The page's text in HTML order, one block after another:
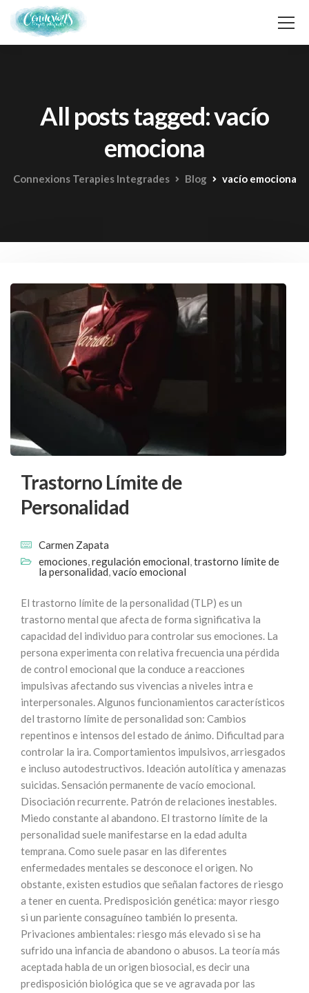
All posts tagged: vacío
emociona
Connexions Terapies Integrades Blog vacío emociona
Trastorno Límite de
Personalidad
Carmen Zapata
emociones,regulación emocional,trastorno límite de
la personalidad,vacío emocional
El trastorno límite de la personalidad (TLP) es un
trastorno mental que afecta de forma significativa la
capacidad del individuo para controlar sus emociones. La
persona experimenta con relativa frecuencia una pérdida
de control emocional que la conduce a reacciones
impulsivas afectando sus vivencias a niveles intra e
interpersonales. Algunos funcionamientos característicos
del trastorno límite de personalidad son: Cambios
repentinos e intensos del estado de ánimo. Dificultad para
controlar la ira. Comportamientos impulsivos, arriesgados
e incluso autodestructivos. Ideación autolítica y amenazas
suicidas. Sensación permanente de vacío emocional.
Disociación recurrente. Patrón de relaciones inestables.
Miedo constante al abandono. El trastorno límite de la
personalidad suele manifestarse en la edad adulta
temprana. Como suele pasar en las diferentes
enfermedades mentales se desconoce el origen. No
obstante, existen estudios que señalan factores de riesgo
a tener en cuenta. Predisposición genética: mayor riesgo
si un pariente consaguíneo también lo presenta.
Privaciones ambientales: riesgo más elevado si se ha
sufrido una infancia de abandono o abusos. La teoría más
aceptada habla de un origen biosocial, es decir una
predisposición biológica que se ve agravada por las